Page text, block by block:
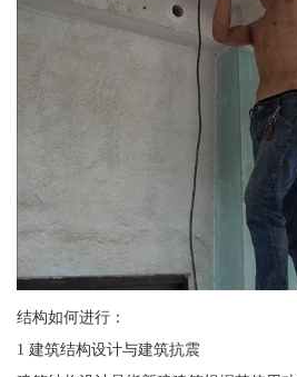
结构如何进行：
1 建筑结构设计与建筑抗震